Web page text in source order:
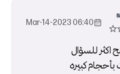
06:40 2023-Mar-14
اكثر للسؤال
بأحجام كبيره